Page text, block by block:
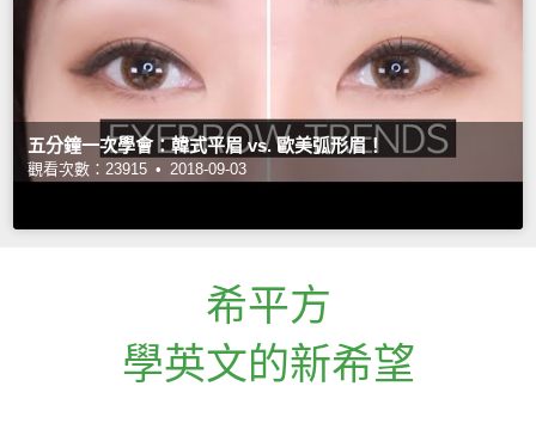
五分鐘一次學會：韓式平眉 vs. 歐美弧形眉！
觀看次數：23915 • 2018-09-03
希平方
學英文的新希望